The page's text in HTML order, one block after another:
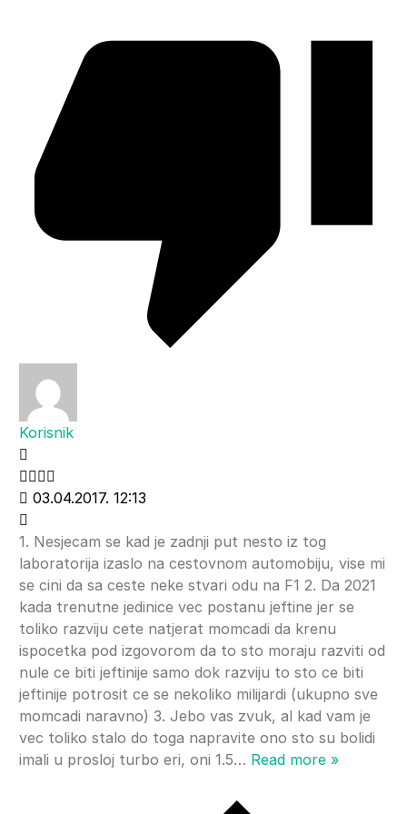
Korisnik
03.04.2017. 12:13
1. Nesjecam se kad je zadnji put nesto iz tog
laboratorija izaslo na cestovnom automobiju, vise mi
se cini da sa ceste neke stvari odu na F1 2. Da 2021
kada trenutne jedinice vec postanu jeftine jer se
toliko razviju cete natjerat momcadi da krenu
ispocetka pod izgovorom da to sto moraju razviti od
nule ce biti jeftinije samo dok razviju to sto ce biti
jeftinije potrosit ce se nekoliko milijardi (ukupno sve
momcadi naravno) 3. Jebo vas zvuk, al kad vam je
vec toliko stalo do toga napravite ono sto su bolidi
imali u prosloj turbo eri, oni 1.5… Read more »